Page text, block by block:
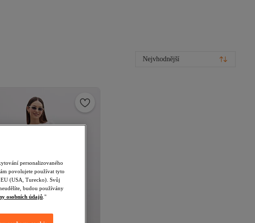
Nejvhodnější
personalizovaného
povolujete používat tyto
(USA, Turecko). Svůj
budou používány
osobních údajů ."